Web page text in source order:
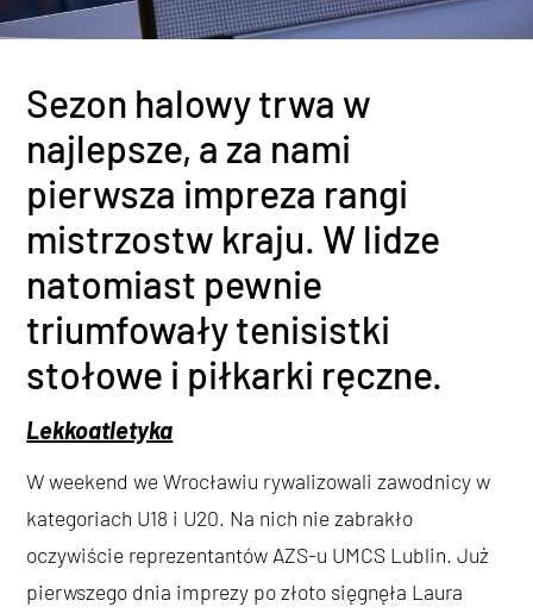
Sezon halowy trwa w
najlepsze, a za nami
pierwsza impreza rangi
mistrzostw kraju. W lidze
natomiast pewnie
triumfowały tenisistki
stołowe i piłkarki ręczne.
Lekkoatletyka
W weekend we Wrocławiu rywalizowali zawodnicy w
kategoriach U18 i U20. Na nich nie zabrakło
oczywiście reprezentantów AZS-u UMCS Lublin. Już
pierwszego dnia imprezy po złoto sięgnęła Laura